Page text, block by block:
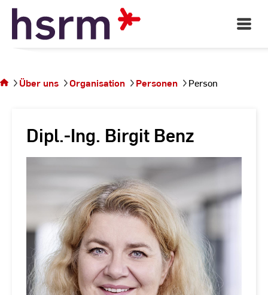
Skip
Content
Open
Main
sich auf
der
Über uns Organisation Personen Person
Dipl.-Ing. Birgit Benz